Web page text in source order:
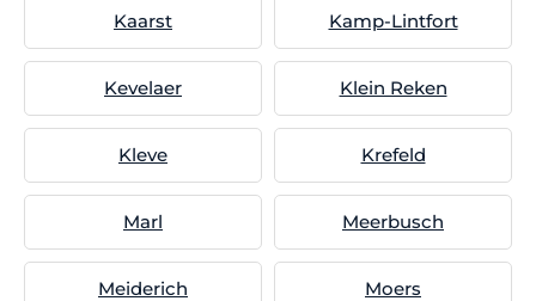
Kaarst Kamp-Lintfort
Kevelaer Klein Reken
Kleve Krefeld
Marl Meerbusch
Meiderich Moers